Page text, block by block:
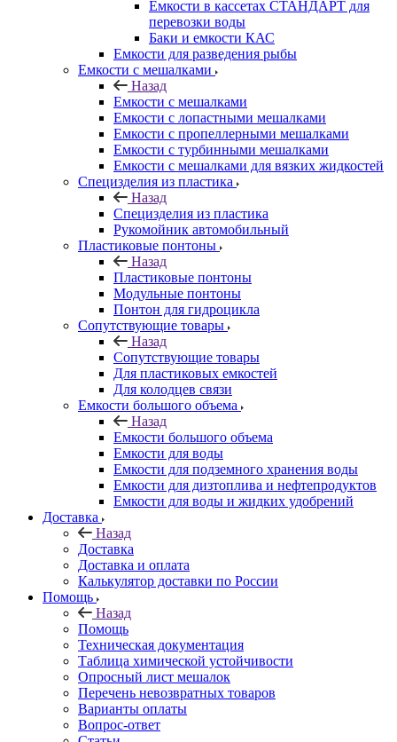
Емкости в кассетах СТАНДАРТ для
перевозки воды
Баки и емкости КАС
Емкости для разведения рыбы
Емкости с мешалками
Назад
Емкости с мешалками
Емкости с лопастными мешалками
Емкости с пропеллерными мешалками
Емкости с турбинными мешалками
Емкости с мешалками для вязких жидкостей
Специзделия из пластика
Назад
Специзделия из пластика
Рукомойник автомобильный
Пластиковые понтоны
Назад
Пластиковые понтоны
Модульные понтоны
Понтон для гидроцикла
Сопутствующие товары
Назад
Сопутствующие товары
Для пластиковых емкостей
Для колодцев связи
Емкости большого объема
Назад
Емкости большого объема
Емкости для воды
Емкости для подземного хранения воды
Емкости для дизтоплива и нефтепродуктов
Емкости для воды и жидких удобрений
Доставка
Назад
Доставка
Доставка и оплата
Калькулятор доставки по России
Помощь
Назад
Помощь
Техническая документация
Таблица химической устойчивости
Опросный лист мешалок
Перечень невозвратных товаров
Варианты оплаты
Вопрос-ответ